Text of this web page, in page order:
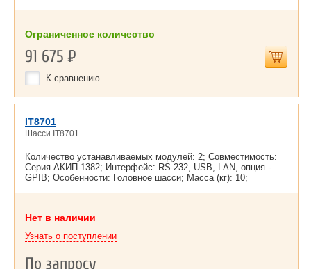
Ограниченное количество
91 675Р
К сравнению
IT8701
Шасси IT8701
Количество устанавливаемых модулей: 2; Совместимость:
Серия АКИП-1382; Интерфейс: RS-232, USB, LAN, опция -
GPIB; Особенности: Головное шасси; Масса (кг): 10;
Нет в наличии
Узнать о поступлении
По запросу